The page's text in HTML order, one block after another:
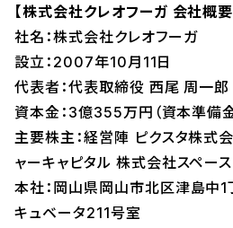
【株式会社クレオフーガ 会社概要
社名：株式会社クレオフーガ
設立：2007年10月11日
代表者：代表取締役 西尾 周一郎
資本金：3億355万円（資本準備金
主要株主：経営陣 ピクスタ株式
ャーキャピタル 株式会社スペー
本社：岡山県岡山市北区津島中
キュベータ211号室